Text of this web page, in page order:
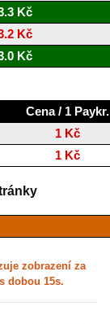
Kč
Kč
Kč
Cena / 1 Paykr.
1 Kč
1 Kč
zobrazení za
dobou 15s.